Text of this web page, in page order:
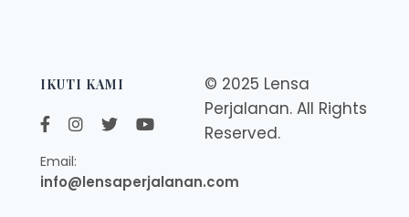
IKUTI KAMI
Email:
info@lensaperjalanan.com
© 2025 Lensa
Perjalanan. All Rights
Reserved.